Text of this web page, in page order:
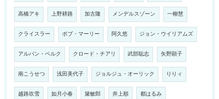
高橋アキ 上野耕路 加古隆 メンデルスゾーン 一柳慧
クライスラー ボブ・マーリー 阿久悠 ジョン・ウイリアムズ
アルバン・ベルク クロード・チアリ 武部聡志 矢野顕子
南こうせつ 浅田美代子 ジョルジュ・オーリック りりィ
越路吹雪 如月小春 黛敏郎 井上順 都はるみ